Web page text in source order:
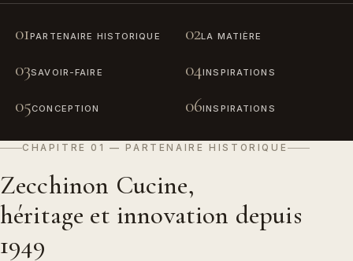
01PARTENAIRE HISTORIQUE 02LA MATIÈRE
03SAVOIR-FAIRE 04INSPIRATIONS
05CONCEPTION 06INSPIRATIONS
CHAPITRE 01 — PARTENAIRE HISTORIQUE
Zecchinon Cucine,
héritage et innovation depuis
1949